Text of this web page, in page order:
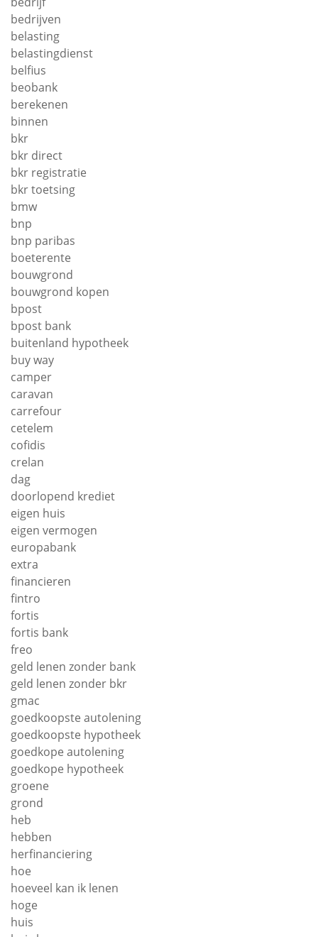
bedrijven
belasting
belastingdienst
belfius
beobank
berekenen
binnen
bkr
bkr direct
bkr registratie
bkr toetsing
bmw
bnp
bnp paribas
boeterente
bouwgrond
bouwgrond kopen
bpost
bpost bank
buitenland hypotheek
buy way
camper
caravan
carrefour
cetelem
cofidis
crelan
dag
doorlopend krediet
eigen huis
eigen vermogen
europabank
extra
financieren
fintro
fortis
fortis bank
freo
geld lenen zonder bank
geld lenen zonder bkr
gmac
goedkoopste autolening
goedkoopste hypotheek
goedkope autolening
goedkope hypotheek
groene
grond
heb
hebben
herfinanciering
hoe
hoeveel kan ik lenen
hoge
huis